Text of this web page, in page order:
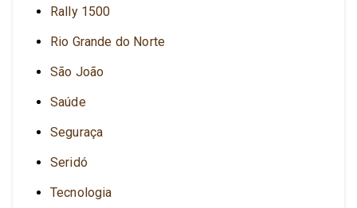
Rally 1500
Rio Grande do Norte
São João
Saúde
Seguraça
Seridó
Tecnologia